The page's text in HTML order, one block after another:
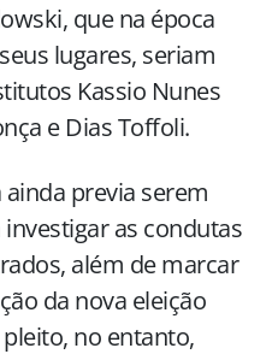
que na época
lugares, seriam
Kassio Nunes
e Dias Toffoli.
previa serem
as condutas
além de marcar
da nova eleição
no entanto,